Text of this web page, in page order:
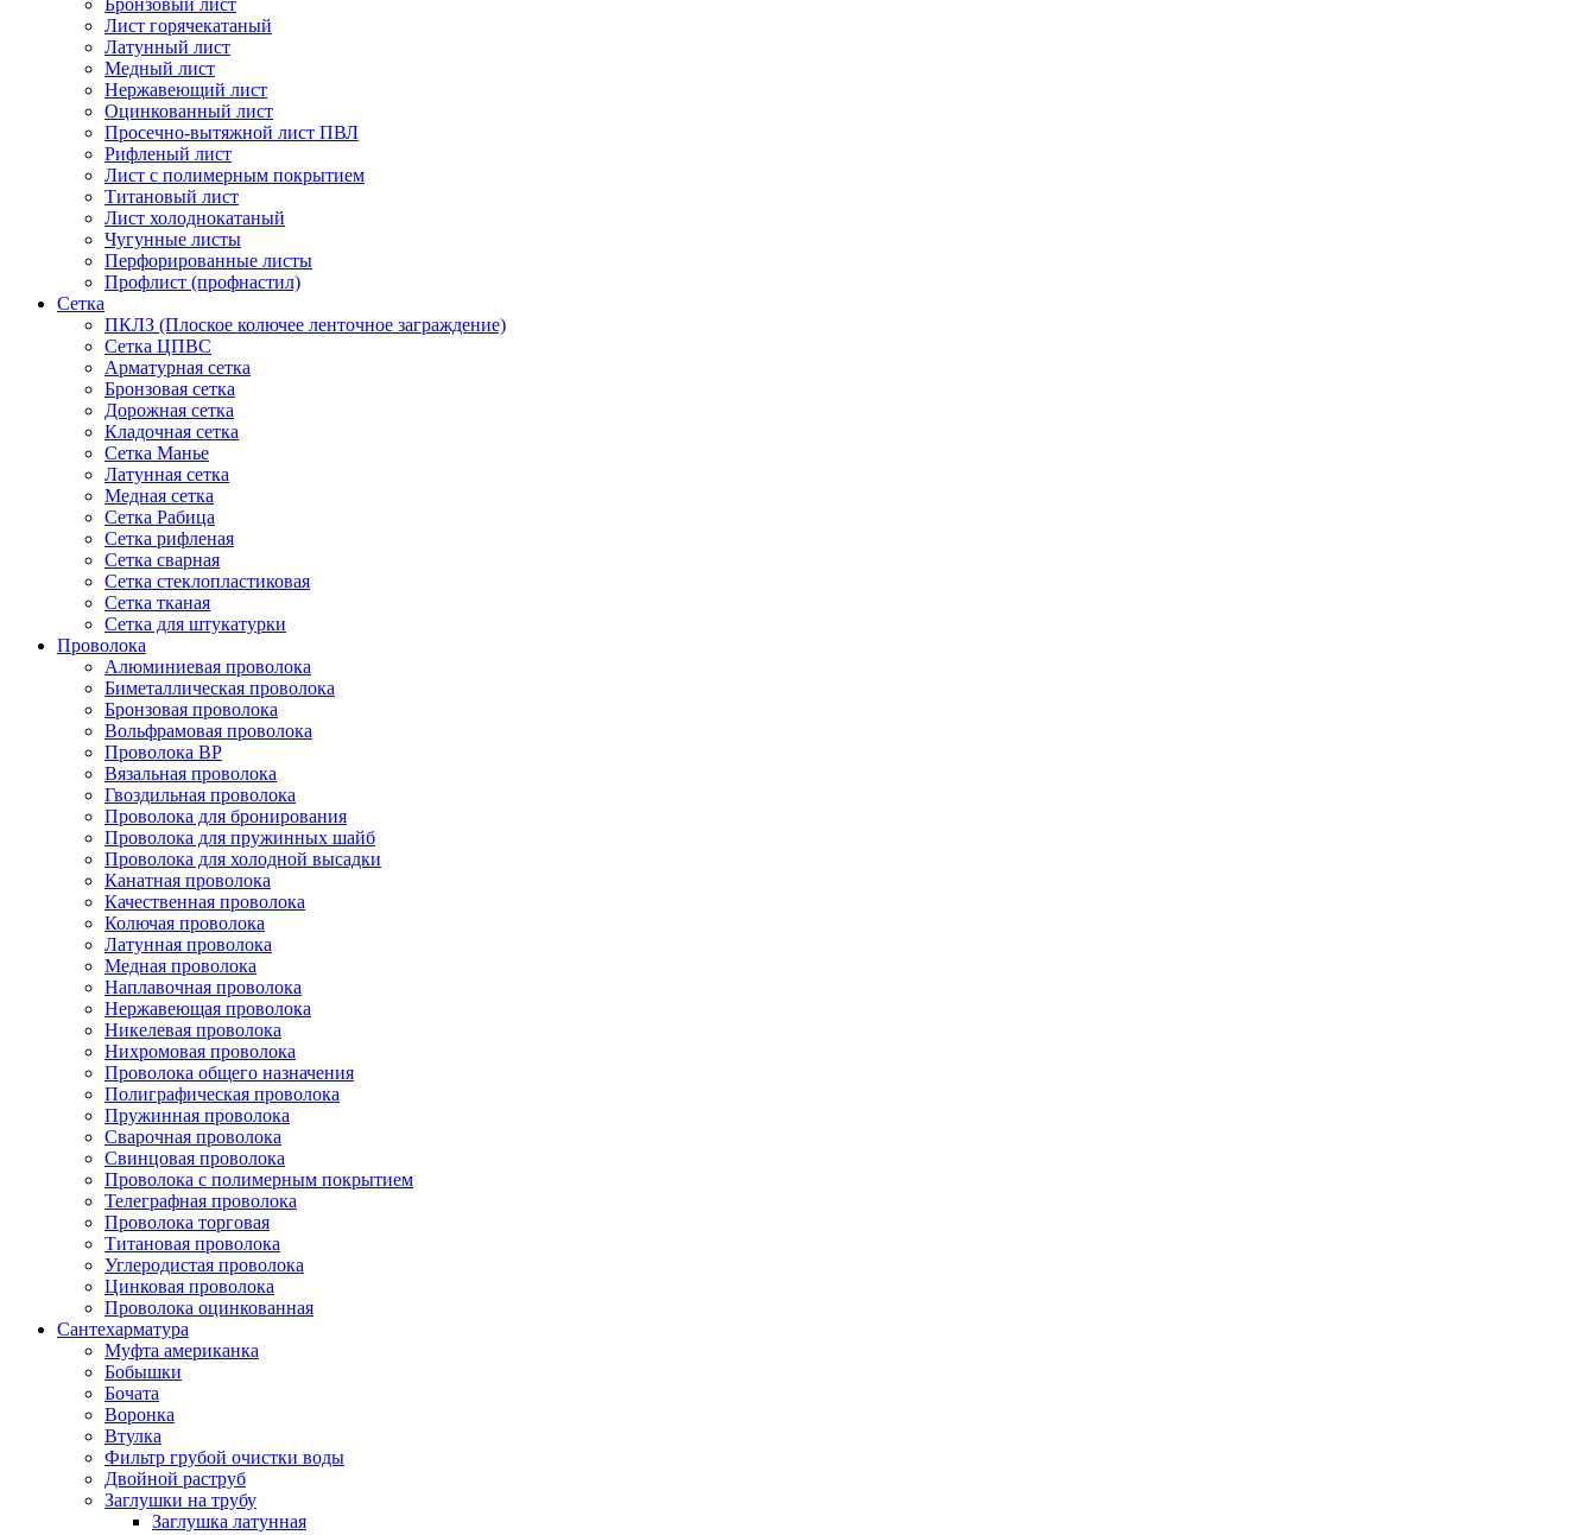
Бронзовый лист
Лист горячекатаный
Латунный лист
Медный лист
Нержавеющий лист
Оцинкованный лист
Просечно-вытяжной лист ПВЛ
Рифленый лист
Лист с полимерным покрытием
Титановый лист
Лист холоднокатаный
Чугунные листы
Перфорированные листы
Профлист (профнастил)
Сетка
ПКЛЗ (Плоское колючее ленточное заграждение)
Сетка ЦПВС
Арматурная сетка
Бронзовая сетка
Дорожная сетка
Кладочная сетка
Сетка Манье
Латунная сетка
Медная сетка
Сетка Рабица
Сетка рифленая
Сетка сварная
Сетка стеклопластиковая
Сетка тканая
Сетка для штукатурки
Проволока
Алюминиевая проволока
Биметаллическая проволока
Бронзовая проволока
Вольфрамовая проволока
Проволока ВР
Вязальная проволока
Гвоздильная проволока
Проволока для бронирования
Проволока для пружинных шайб
Проволока для холодной высадки
Канатная проволока
Качественная проволока
Колючая проволока
Латунная проволока
Медная проволока
Наплавочная проволока
Нержавеющая проволока
Никелевая проволока
Нихромовая проволока
Проволока общего назначения
Полиграфическая проволока
Пружинная проволока
Сварочная проволока
Свинцовая проволока
Проволока с полимерным покрытием
Телеграфная проволока
Проволока торговая
Титановая проволока
Углеродистая проволока
Цинковая проволока
Проволока оцинкованная
Сантехарматура
Муфта американка
Бобышки
Бочата
Воронка
Втулка
Фильтр грубой очистки воды
Двойной раструб
Заглушки на трубу
Заглушка латунная